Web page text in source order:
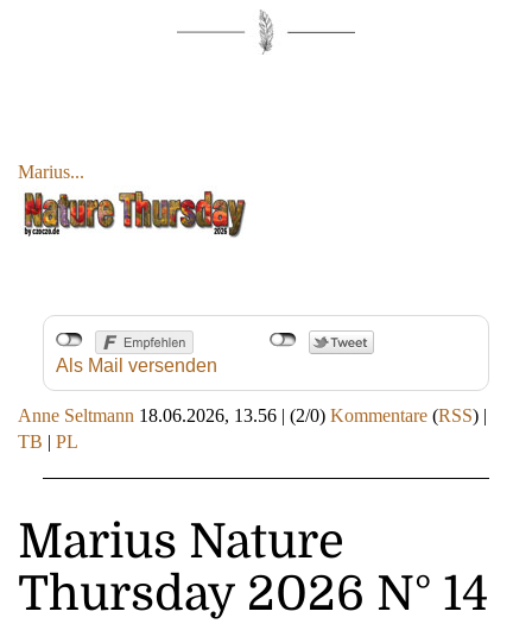
Marius...
Als Mail versenden
Anne Seltmann 18.06.2026, 13.56 | (2/0) Kommentare (RSS) |
TB | PL
Marius Nature
Thursday 2026 N° 14